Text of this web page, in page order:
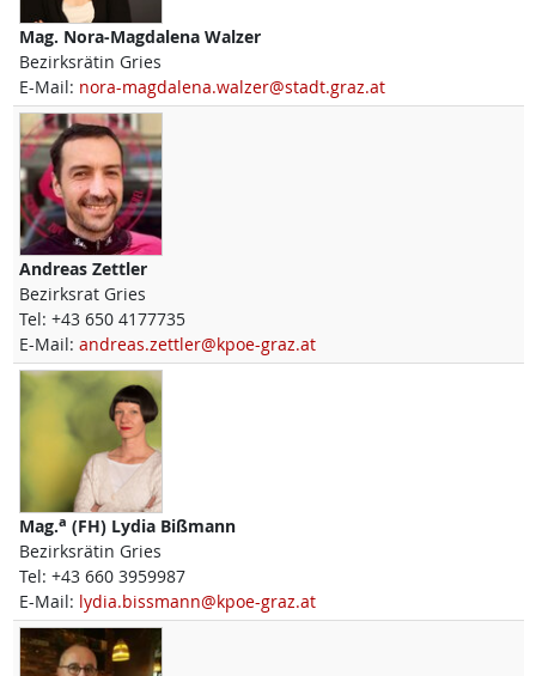
Mag. Nora-Magdalena Walzer
Bezirksrätin Gries
E-Mail: nora-magdalena.walzer@stadt.graz.at
Andreas Zettler
Bezirksrat Gries
Tel: +43 650 4177735
E-Mail: andreas.zettler@kpoe-graz.at
Mag.a (FH) Lydia Bißmann
Bezirksrätin Gries
Tel: +43 660 3959987
E-Mail: lydia.bissmann@kpoe-graz.at